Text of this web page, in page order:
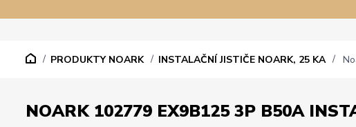
PRODUKTY NOARK INSTALAČNÍ JISTIČE NOARK, 25 KA
NOARK 102779 EX9B125 3P B50A